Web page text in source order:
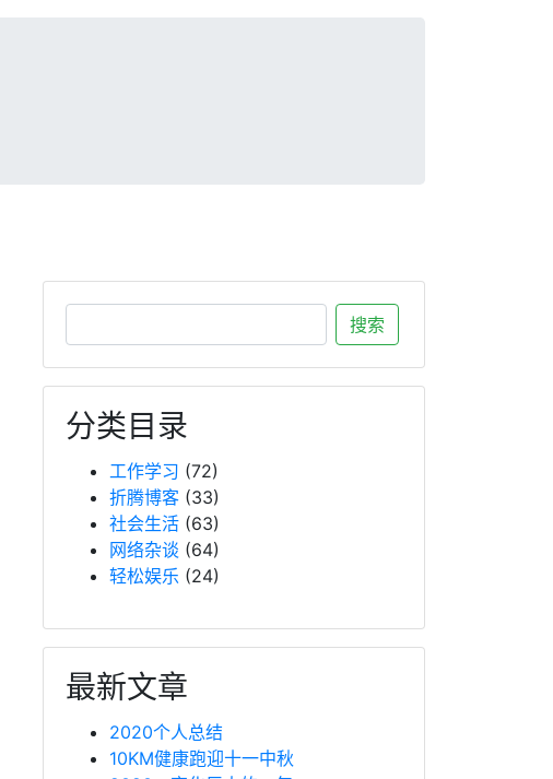
分类目录
工作学习 (72)
折腾博客 (33)
社会生活 (63)
网络杂谈 (64)
轻松娱乐 (24)
最新文章
2020个人总结
10KM健康跑迎十一中秋